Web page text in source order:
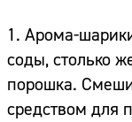
1. Арома-
соды, столько
порошка.
средством для